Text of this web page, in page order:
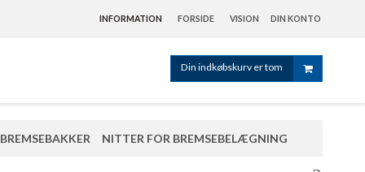
INFORMATION FORSIDE VISION DIN KONTO
Din indkøbskurv er tom
BREMSEBAKKER NITTER FOR BREMSEBELÆGNING